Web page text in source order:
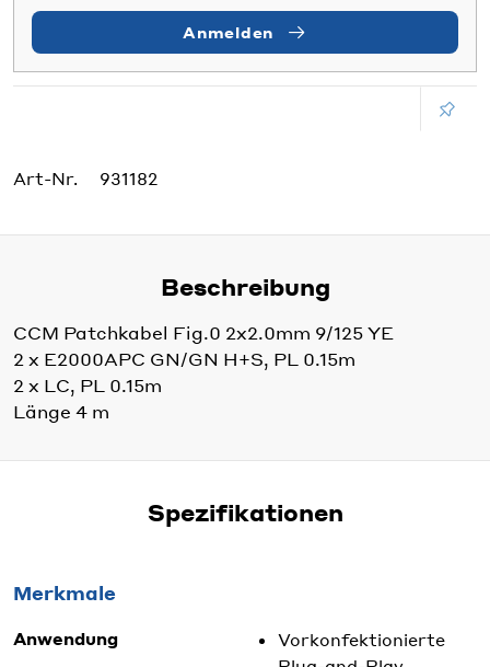
Anmelden
Art-Nr. 931182
Beschreibung
CCM Patchkabel Fig.0 2x2.0mm 9/125 YE
2 x E2000APC GN/GN H+S, PL 0.15m
2 x LC, PL 0.15m
Länge 4 m
Spezifikationen
Merkmale
Anwendung
Vorkonfektionierte